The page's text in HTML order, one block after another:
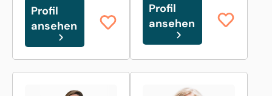
Profil
ansehen
Profil
ansehen